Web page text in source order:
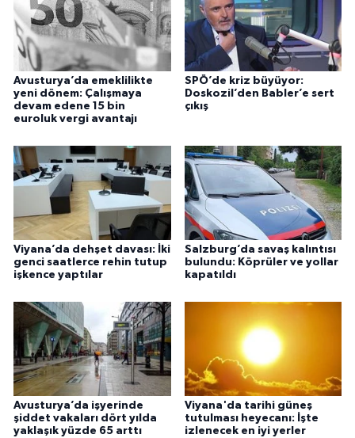
Avusturya’da emeklilikte
yeni dönem: Çalışmaya
devam edene 15 bin
euroluk vergi avantajı
SPÖ’de kriz büyüyor:
Doskozil’den Babler’e sert
çıkış
Viyana’da dehşet davası: İki
genci saatlerce rehin tutup
işkence yaptılar
Salzburg’da savaş kalıntısı
bulundu: Köprüler ve yollar
kapatıldı
Avusturya’da işyerinde
şiddet vakaları dört yılda
yaklaşık yüzde 65 arttı
Viyana'da tarihi güneş
tutulması heyecanı: İşte
izlenecek en iyi yerler